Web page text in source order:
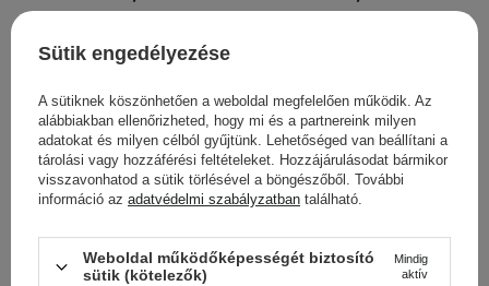
KOSÁRBA
Sütik engedélyezése
A sütiknek köszönhetően a weboldal megfelelően működik. Az
alábbiakban ellenőrizheted, hogy mi és a partnereink milyen
adatokat és milyen célból gyűjtünk. Lehetőséged van beállítani a
tárolási vagy hozzáférési feltételeket. Hozzájárulásodat bármikor
visszavonhatod a sütik törlésével a böngészőből. További
információ az adatvédelmi szabályzatban található.
Weboldal működőképességét biztosító
sütik (kötelezők)
Mindig
aktív